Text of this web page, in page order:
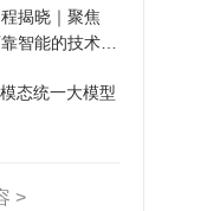
揭晓｜聚焦
智能的技术路
态统一大模型
>